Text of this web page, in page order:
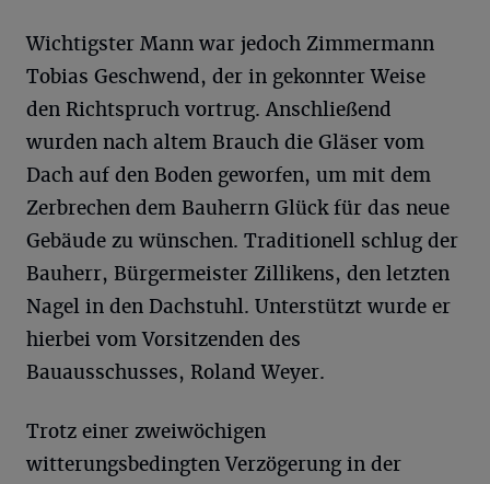
Wichtigster Mann war jedoch Zimmermann
Tobias Geschwend, der in gekonnter Weise
den Richtspruch vortrug. Anschließend
wurden nach altem Brauch die Gläser vom
Dach auf den Boden geworfen, um mit dem
Zerbrechen dem Bauherrn Glück für das neue
Gebäude zu wünschen. Traditionell schlug der
Bauherr, Bürgermeister Zillikens, den letzten
Nagel in den Dachstuhl. Unterstützt wurde er
hierbei vom Vorsitzenden des
Bauausschusses, Roland Weyer.
Trotz einer zweiwöchigen
witterungsbedingten Verzögerung in der